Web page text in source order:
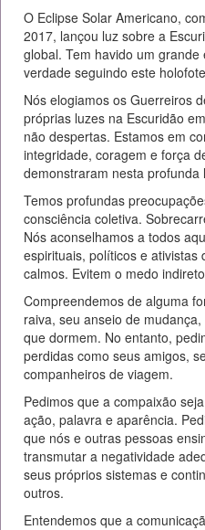
O Eclipse Solar Americano,
2017, lançou luz sobre a
global. Tem havido um
verdade seguindo este
Nós elogiamos os Guerreiros
próprias luzes na Escuridão
não despertas. Estamos em
integridade, coragem e força
demonstraram nesta profunda
Temos profundas
consciência coletiva.
Nós aconselhamos a todos
espirituais, políticos e
calmos. Evitem o medo
Compreendemos de alguma
raiva, seu anseio de
que dormem. No entanto,
perdidas como seus amigos,
companheiros de viagem.
Pedimos que a compaixão
ação, palavra e aparência.
que nós e outras pessoas
transmutar a negatividade
seus próprios sistemas e
outros.
Entendemos que a